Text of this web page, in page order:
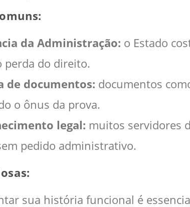
da Administração: o Estado
perda do direito.
de documentos: documentos
o ônus da prova.
legal: muitos servidores
pedido administrativo.
sua história funcional é